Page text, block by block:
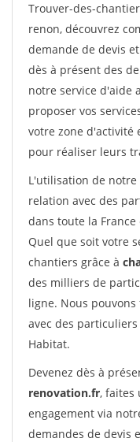
Trouver-des-
renon, découvrez
demande de devis
dès à présent des
notre service d'aide
proposer vos
votre zone d'activité
pour réaliser leurs
L'utilisation de
relation avec des
dans toute la
Quel que soit votre
chantiers grâce à
des milliers de
ligne. Nous
avec des
Habitat.
Devenez dès à
renovation.fr, faites
engagement via
demandes de devis